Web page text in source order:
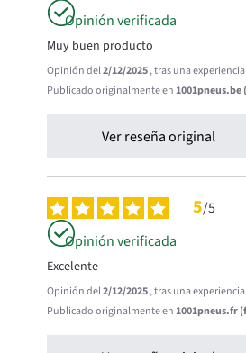
Opinión verificada
Muy buen producto
Opinión del2/12/2025, tras una
Publicado originalmente en1001pneus.be
Ver reseña original
5/5
Opinión verificada
Excelente
Opinión del2/12/2025, tras una
Publicado originalmente en1001pneus.fr